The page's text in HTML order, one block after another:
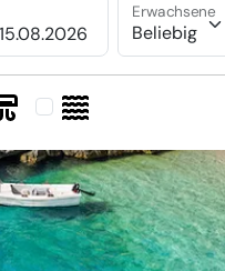
Erwachsene